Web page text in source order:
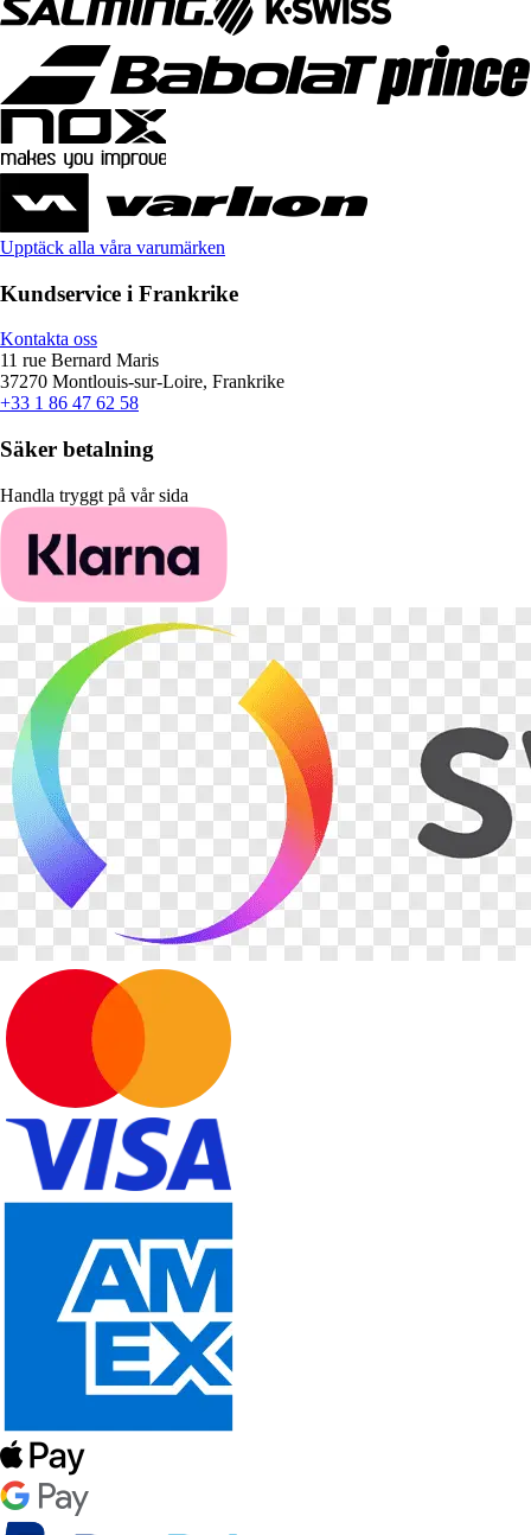
Upptäck alla våra varumärken
Kundservice i Frankrike
Kontakta oss
11 rue Bernard Maris
37270 Montlouis-sur-Loire, Frankrike
+33 1 86 47 62 58
Säker betalning
Handla tryggt på vår sida